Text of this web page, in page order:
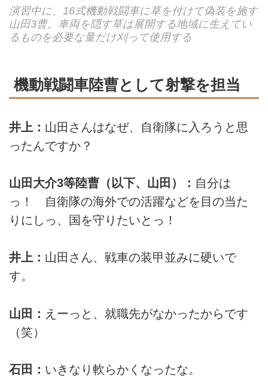
演習中に、16式機動戦闘車に草を付けて偽装を施す
山田3曹。車両を隠す草は展開する地域に生えてい
るものを必要な量だけ刈って使用する
機動戦闘車陸曹として射撃を担当
井上： 山田さんはなぜ、自衛隊に入ろうと思
ったんですか？
山田大介3等陸曹（以下、山田）： 自分は
っ！ 自衛隊の海外での活躍などを目の当た
りにしっ、国を守りたいとっ！
井上： 山田さん、戦車の装甲並みに硬いで
す。
山田： えーっと、就職先がなかったからです
（笑）
石田： いきなり軟らかくなったな。